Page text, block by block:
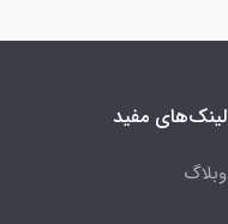
لینک‌های مفید
وبلاگ